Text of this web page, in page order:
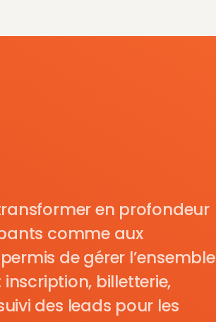
en profondeur
comme aux
de gérer l’ensemble
billetterie,
des leads pour les